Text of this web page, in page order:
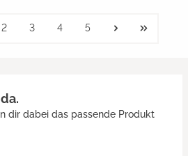
2 3 4 5
dir dabei das passende Produkt